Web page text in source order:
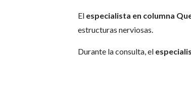
El especialista en columna
estructuras nerviosas.
Durante la consulta, el